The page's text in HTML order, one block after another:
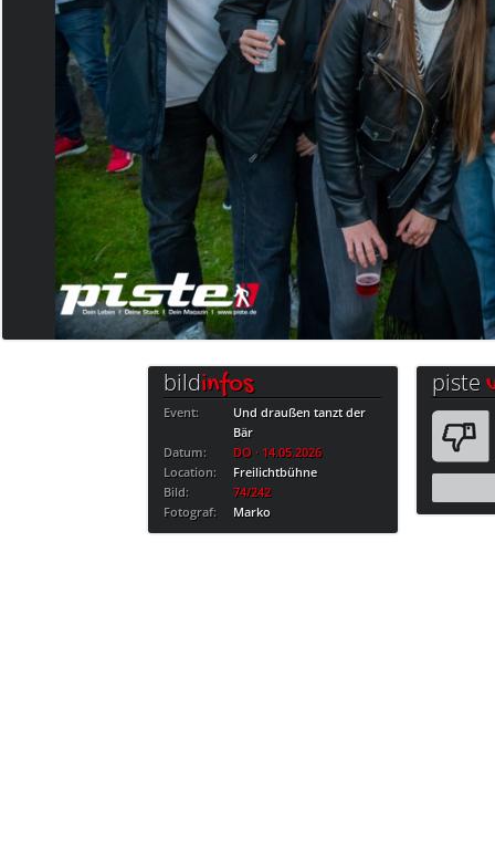
bildinfos
Event:
Und draußen tanzt der
Bär
Datum:
DO · 14.05.2026
Location:
Freilichtbühne
Bild:
74/242
Fotograf:
Marko
piste